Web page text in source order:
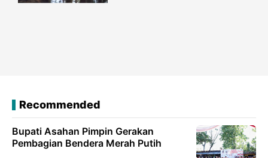
Recommended
Bupati Asahan Pimpin Gerakan
Pembagian Bendera Merah Putih